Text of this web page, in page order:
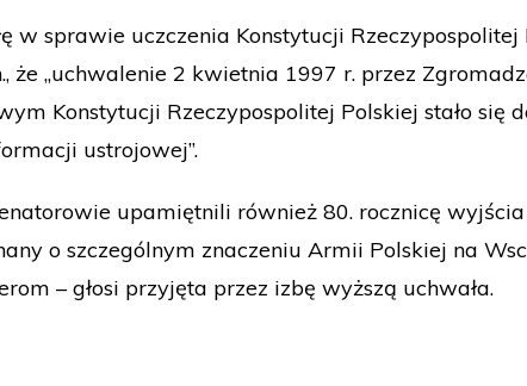
w sprawie uczczenia Konstytucji
że „uchwalenie 2 kwietnia 1997 r. przez
Konstytucji Rzeczypospolitej Polskiej stało
ustrojowej”.
upamiętnili również 80. rocznicę
o szczególnym znaczeniu Armii Polskiej na
– głosi przyjęta przez izbę wyższą uchwała.